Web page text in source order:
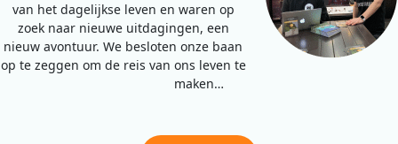
van het dagelijkse leven en waren op
zoek naar nieuwe uitdagingen, een
nieuw avontuur. We besloten onze baan
op te zeggen om de reis van ons leven te
maken…